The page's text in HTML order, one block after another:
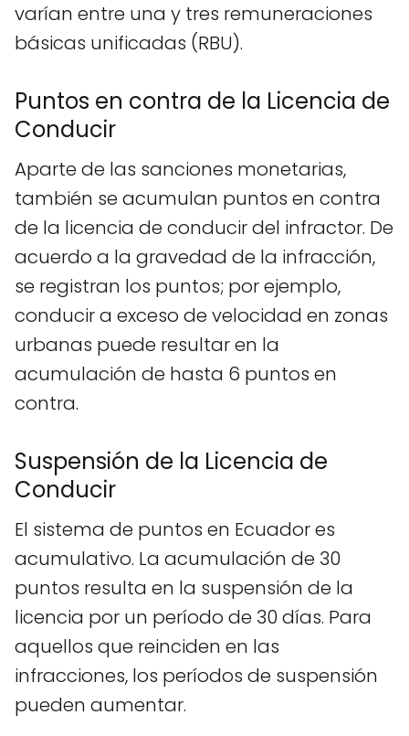
varían entre una y tres remuneraciones
básicas unificadas (RBU).
Puntos en contra de la Licencia de
Conducir
Aparte de las sanciones monetarias,
también se acumulan puntos en contra
de la licencia de conducir del infractor. De
acuerdo a la gravedad de la infracción,
se registran los puntos; por ejemplo,
conducir a exceso de velocidad en zonas
urbanas puede resultar en la
acumulación de hasta 6 puntos en
contra.
Suspensión de la Licencia de
Conducir
El sistema de puntos en Ecuador es
acumulativo. La acumulación de 30
puntos resulta en la suspensión de la
licencia por un período de 30 días. Para
aquellos que reinciden en las
infracciones, los períodos de suspensión
pueden aumentar.